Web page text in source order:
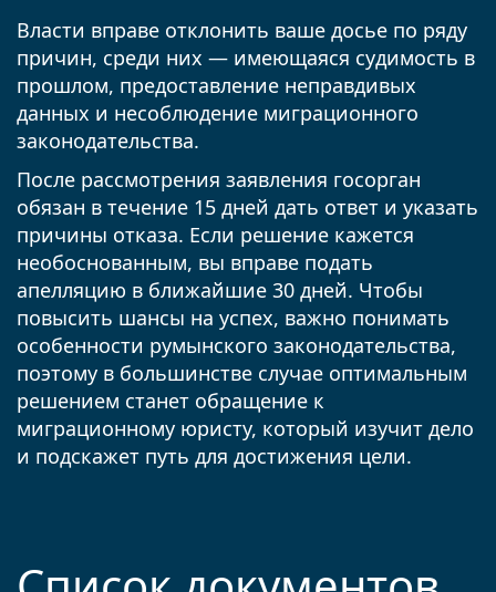
Власти вправе отклонить ваше досье по ряду
причин, среди них — имеющаяся судимость в
прошлом, предоставление неправдивых
данных и несоблюдение миграционного
законодательства.
После рассмотрения заявления госорган
обязан в течение 15 дней дать ответ и указать
причины отказа. Если решение кажется
необоснованным, вы вправе подать
апелляцию в ближайшие 30 дней. Чтобы
повысить шансы на успех, важно понимать
особенности румынского законодательства,
поэтому в большинстве случае оптимальным
решением станет обращение к
миграционному юристу, который изучит дело
и подскажет путь для достижения цели.